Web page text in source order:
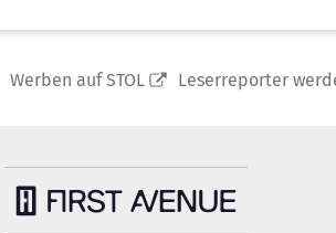
Werben auf STOL Leserreporter